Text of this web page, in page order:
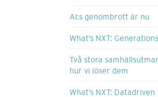
AI:s genombrott är nu
What’s NXT:
Två stora
hur vi löser dem
What’s NXT: Datadriven